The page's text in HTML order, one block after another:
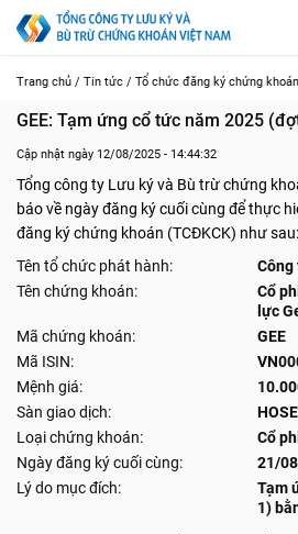
Trang chủ / Tin tức / Tổ chức đăng ký chứng
GEE: Tạm ứng cổ tức năm 2025
Cập nhật ngày 12/08/2025 - 14:44:32
Tổng công ty Lưu ký và Bù trừ chứng
báo về ngày đăng ký cuối cùng để thực
đăng ký chứng khoán (TCĐKCK) như sau:
Tên tổ chức phát hành:
Công
Tên chứng khoán:
Cổ
lực
Mã chứng khoán:
GEE
Mã ISIN:
Mệnh giá:
Sàn giao dịch:
HOSE
Loại chứng khoán:
Cổ
Ngày đăng ký cuối cùng:
21/
Lý do mục đích:
Tạm
1)